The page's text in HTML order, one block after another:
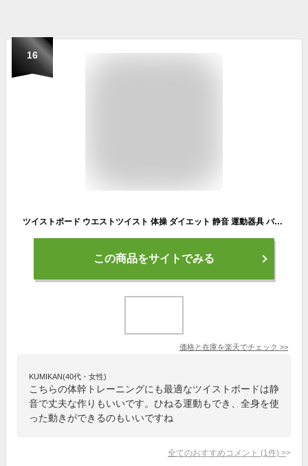
16
ツイストボード ウエストツイスト 体操 ダイエット 静音 運動器具 バレエ フィットネス エクササイズ 家庭用 運動 体幹 トレーニング
この商品をサイトでみる
価格と在庫を楽天でチェック >>
KUMIKAN(40代・女性)
こちらの体幹トレーニングにも最適なツイストボードは静
音で丈夫な作りもいいです。ひねる運動もでき、全身を使
った動きができるのもいいですね
全てのおすすめコメント (1 件) >